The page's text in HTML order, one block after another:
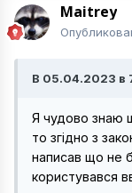
Maitrey
В 05.04.2023 в
Я чудово знаю
то згідно з
написав що не
користувався